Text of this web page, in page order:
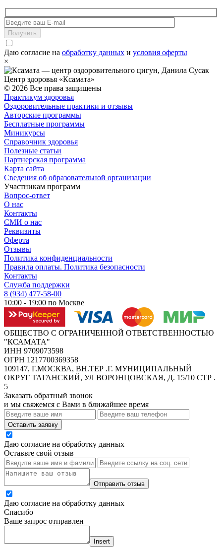
Получить
Даю согласие на обработку данных и условия оферты
×
Центр здоровья «Ксамата»
© 2026 Все права защищены
Практикум здоровья
Оздоровительные практики и отзывы
Авторские программы
Бесплатные программы
Миникурсы
Справочник здоровья
Полезные статьи
Партнерская программа
Карта сайта
Сведения об образовательной организации
Участникам программ
Вопрос-ответ
О нас
Контакты
СМИ о нас
Реквизиты
Оферта
Отзывы
Политика конфиденциальности
Правила оплаты. Политика безопасности
Контакты
Служба поддержки
8 (934) 477-58-00
10:00 - 19:00 по Москве
ОБЩЕСТВО С ОГРАНИЧЕННОЙ ОТВЕТСТВЕННОСТЬЮ
"КСАМАТА"
ИНН 9709073598
ОГРН 1217700369358
109147, Г.МОСКВА, ВН.ТЕР .Г. МУНИЦИПАЛЬНЫЙ
ОКРУГ ТАГАНСКИЙ, УЛ ВОРОНЦОВСКАЯ, Д. 15/10 СТР .
5
Заказать обратный звонок
и мы свяжемся с Вами в ближайшее время
Оставить заявку
Даю согласие на обработку данных
Оставьте свой отзыв
Отправить отзыв
Даю согласие на обработку данных
Спасибо
Ваше запрос отправлен
Insert